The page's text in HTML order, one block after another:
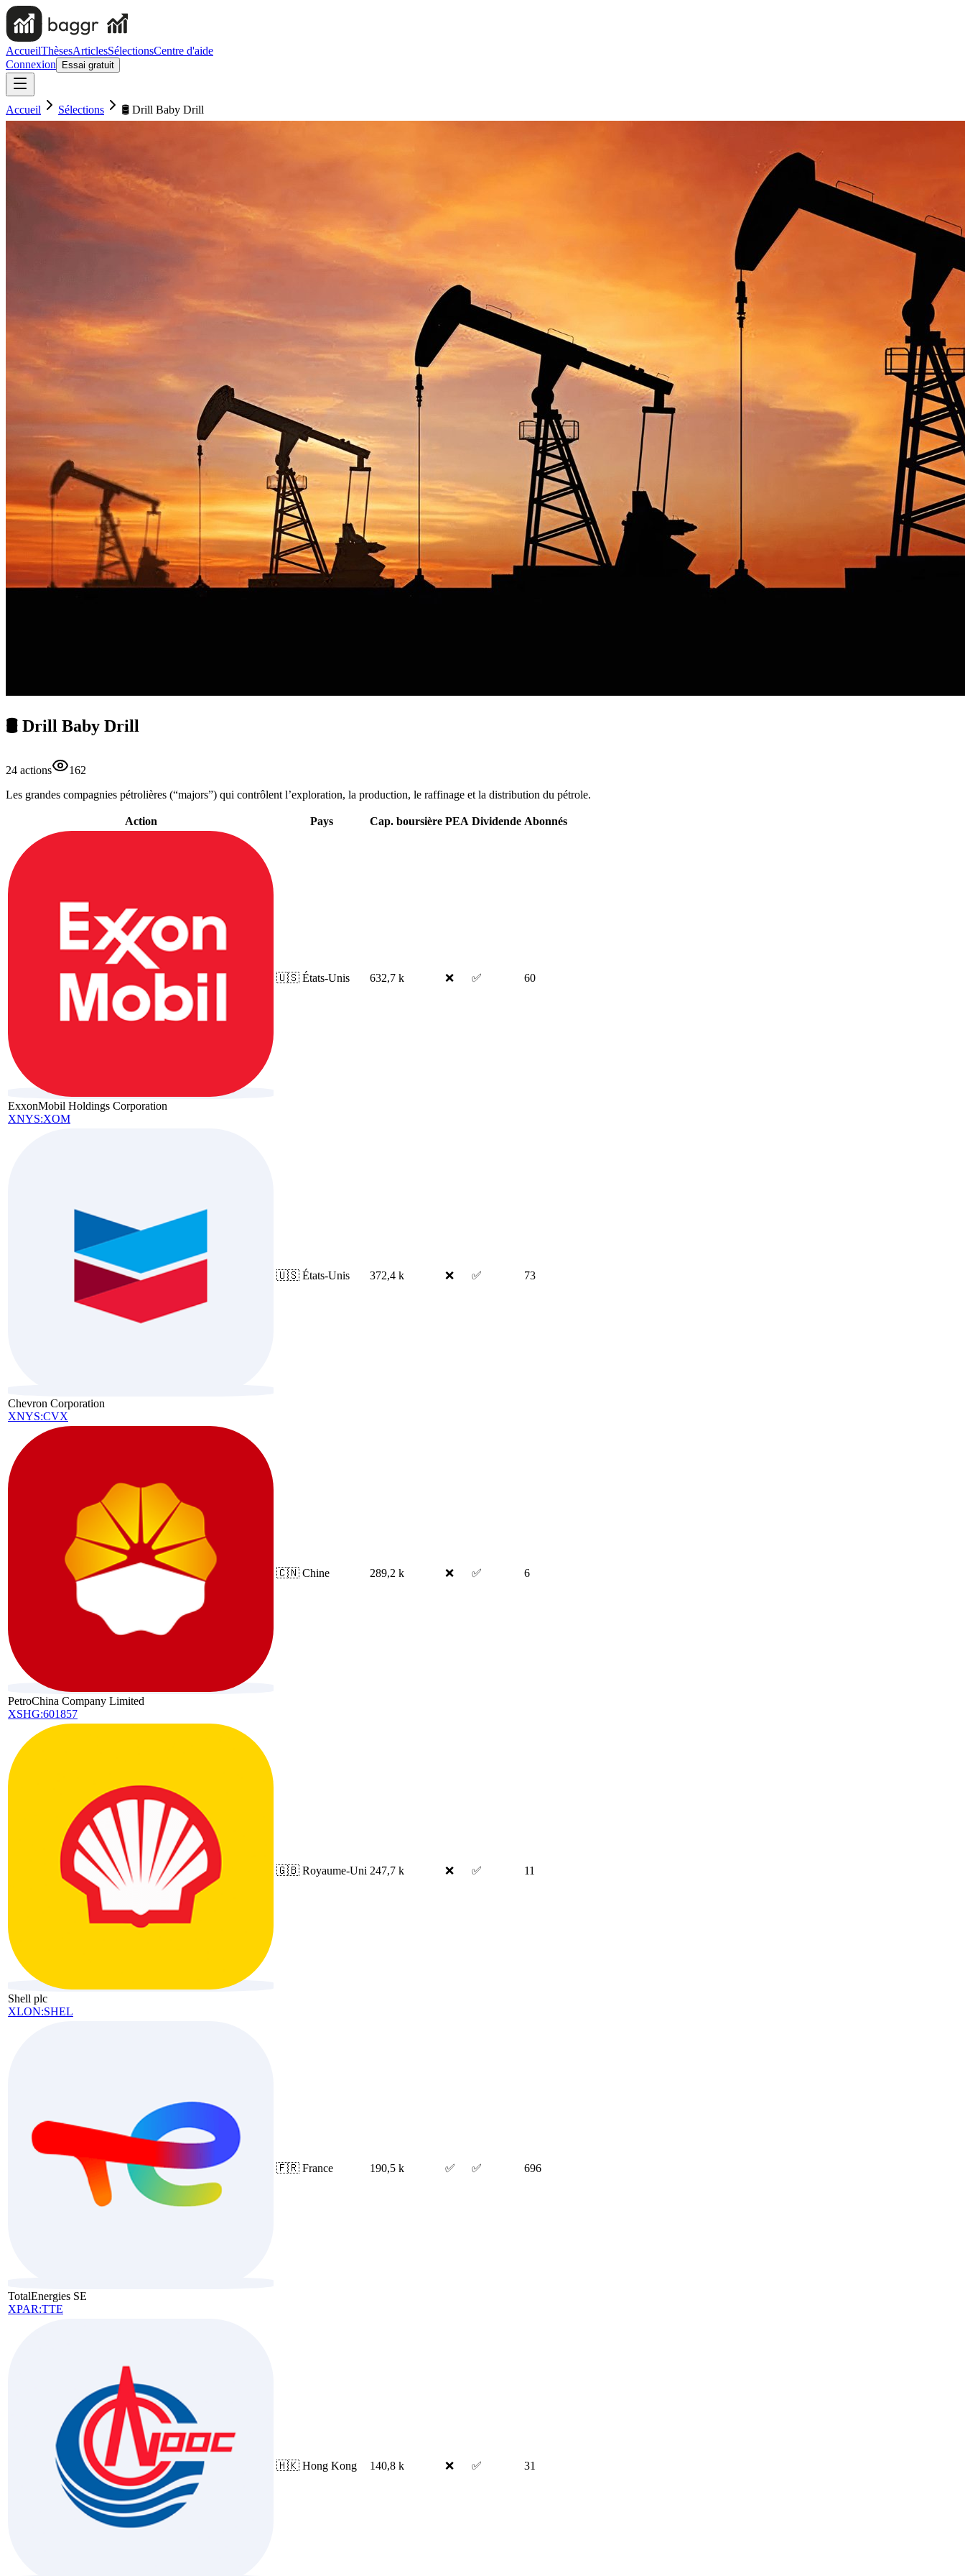
AccueilThèsesArticlesSélectionsCentre d'aide
Connexion
Essai gratuit
Accueil Sélections 🛢️ Drill Baby Drill
🛢️ Drill Baby Drill
24 actions
162
Les grandes compagnies pétrolières (“majors”) qui contrôlent l’exploration, la production, le raffinage et la distribution du pétrole.
Action Pays Cap. boursière PEA Dividende Abonnés
ExxonMobil Holdings Corporation
XNYS:XOM
🇺🇸 États-Unis 632,7 k ❌ ✅ 60
Chevron Corporation
XNYS:CVX
🇺🇸 États-Unis 372,4 k ❌ ✅ 73
PetroChina Company Limited
XSHG:601857
🇨🇳 Chine 289,2 k ❌ ✅ 6
Shell plc
XLON:SHEL
🇬🇧 Royaume-Uni 247,7 k ❌ ✅ 11
TotalEnergies SE
XPAR:TTE
🇫🇷 France 190,5 k ✅ ✅ 696
🇭🇰 Hong Kong 140,8 k ❌ ✅ 31